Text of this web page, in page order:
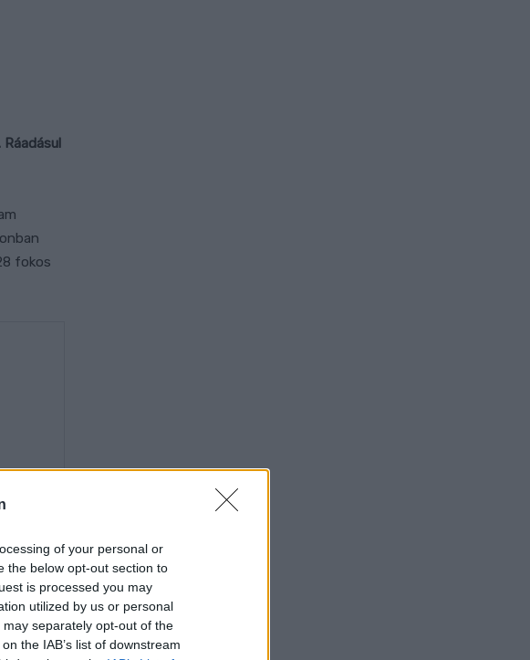
of your personal or
the below opt-out section to
is processed you may
utilized by us or personal
separately opt-out of the
the IAB’s list of downstream
fokos